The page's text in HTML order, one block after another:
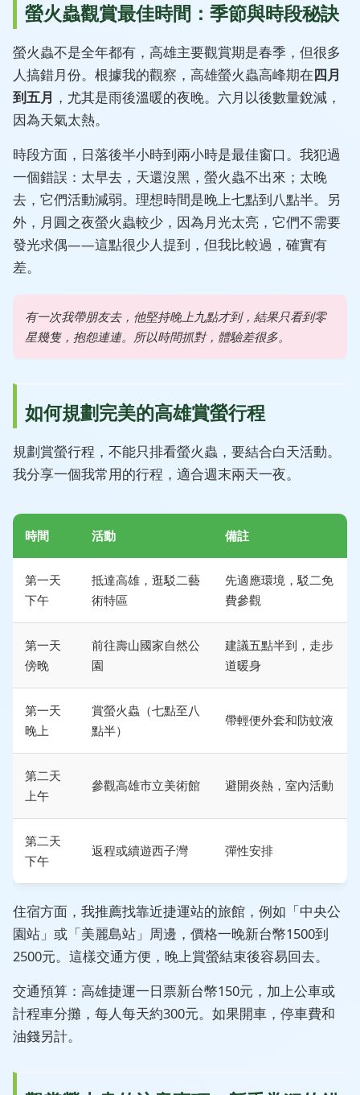
螢火蟲觀賞最佳時間：季節與時段秘訣
螢火蟲不是全年都有，高雄主要觀賞期是春季，但很多
人搞錯月份。根據我的觀察，高雄螢火蟲高峰期在四月
到五月 ，尤其是雨後溫暖的夜晚。六月以後數量銳減，
因為天氣太熱。
時段方面，日落後半小時到兩小時是最佳窗口。我犯過
一個錯誤：太早去，天還沒黑，螢火蟲不出來；太晚
去，它們活動減弱。理想時間是晚上七點到八點半。另
外，月圓之夜螢火蟲較少，因為月光太亮，它們不需要
發光求偶——這點很少人提到，但我比較過，確實有
差。
有一次我帶朋友去，他堅持晚上九點才到，結果只看到零
星幾隻，抱怨連連。所以時間抓對，體驗差很多。
如何規劃完美的高雄賞螢行程
規劃賞螢行程，不能只排看螢火蟲，要結合白天活動。
我分享一個我常用的行程，適合週末兩天一夜。
時間 活動 備註
第一天
下午
抵達高雄，逛駁二藝
術特區
先適應環境，駁二免
費參觀
第一天
傍晚
前往壽山國家自然公
園
建議五點半到，走步
道暖身
第一天
晚上
賞螢火蟲（七點至八
點半）
帶輕便外套和防蚊液
第二天
上午
參觀高雄市立美術館 避開炎熱，室內活動
第二天
下午
返程或續遊西子灣 彈性安排
住宿方面，我推薦找靠近捷運站的旅館，例如「中央公
園站」或「美麗島站」周邊，價格一晚新台幣1500到
2500元。這樣交通方便，晚上賞螢結束後容易回去。
交通預算：高雄捷運一日票新台幣150元，加上公車或
計程車分攤，每人每天約300元。如果開車，停車費和
油錢另計。